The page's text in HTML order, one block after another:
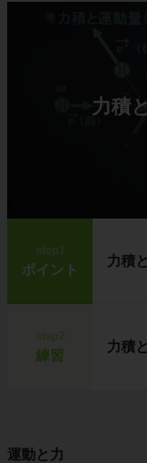
力積
step1
ポイント
力積
練習
力積
運動と力